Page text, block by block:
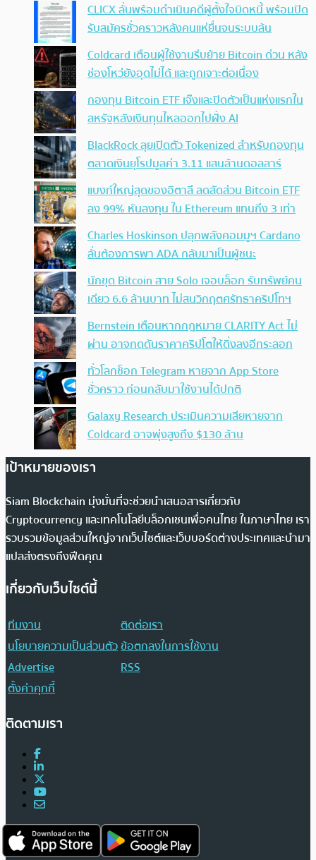
CLICX ลั่นพร้อมดำเนินคดีผู้ตั้งใจบิดหนี้ พร้อมปิด
รับสมัครชั่วคราวหลังคนแห่ยื่นจนระบบล้น
Coldcard เตือนผู้ใช้งานรีบย้าย Bitcoin ด่วน หลัง
ช่องโหว่ยังอุดไม่ได้ และถูกเจาะต่อเนื่อง
กองทุน Bitcoin ETF เจ๊งและปิดตัวเป็นแห่งแรกใน
สหรัฐหลังเงินทุนไหลออกไปฝั่ง AI
BlackRock ลุยเปิดตัว Tokenized สำหรับกองทุน
ตลาดเงินยุโรปมูลค่า 3.11 แสนล้านดอลลาร์
แบงก์ใหญ่สุดของอิตาลี ลดสัดส่วน Bitcoin ETF
ลง 99% หันลงทุน ใน Ethereum แทนถึง 3 เท่า
Charles Hoskinson ปลุกพลังคอมมูฯ Cardano
ลั่นต้องการพา ADA กลับมาเป็นผู้ชนะ
นักขุด Bitcoin สาย Solo เจอบล็อก รับทรัพย์คน
เดียว 6.6 ล้านบาท ไม่สนวิกฤตศรัทธาคริปโทฯ
Bernstein เตือนหากกฎหมาย CLARITY Act ไม่
ผ่าน อาจกดดันราคาคริปโตให้ดิ่งลงอีกระลอก
ทั่วโลกช็อก Telegram หายจาก App Store
ชั่วคราว ก่อนกลับมาใช้งานได้ปกติ
Galaxy Research ประเมินความเสียหายจาก
Coldcard อาจพุ่งสูงถึง $130 ล้าน
เป้าหมายของเรา
Siam Blockchain มุ่งมั่นที่จะช่วยนำเสนอสารเกี่ยวกับ
Cryptocurrency และเทคโนโลยีบล็อกเชนเพื่อคนไทย ในภาษาไทย เรา
รวบรวมข้อมูลส่วนใหญ่จากเว็บไซต์และเว็บบอร์ดต่างประเทศและนำมา
แปลส่งตรงถึงฟีดคุณ
เกี่ยวกับเว็บไซต์นี้
ทีมงาน
ติดต่อเรา
นโยบายความเป็นส่วนตัวข้อตกลงในการใช้งาน
Advertise
RSS
ตั้งค่าคุกกี้
ติดตามเรา